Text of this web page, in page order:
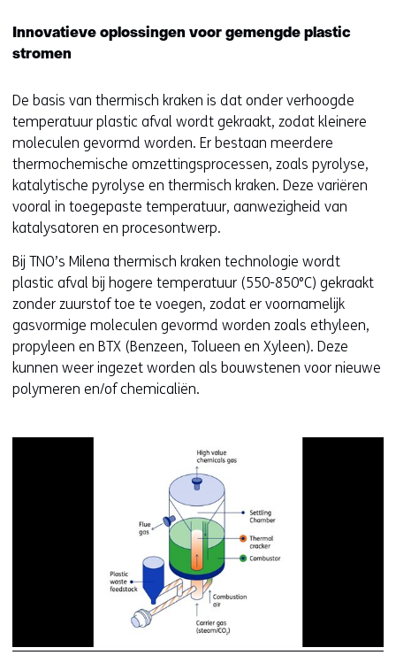
Innovatieve oplossingen voor gemengde plastic
stromen
De basis van thermisch kraken is dat onder verhoogde
temperatuur plastic afval wordt gekraakt, zodat kleinere
moleculen gevormd worden. Er bestaan meerdere
thermochemische omzettingsprocessen, zoals pyrolyse,
katalytische pyrolyse en thermisch kraken. Deze variëren
vooral in toegepaste temperatuur, aanwezigheid van
katalysatoren en procesontwerp.
Bij TNO’s Milena thermisch kraken technologie wordt
plastic afval bij hogere temperatuur (550-850°C) gekraakt
zonder zuurstof toe te voegen, zodat er voornamelijk
gasvormige moleculen gevormd worden zoals ethyleen,
propyleen en BTX (Benzeen, Tolueen en Xyleen). Deze
kunnen weer ingezet worden als bouwstenen voor nieuwe
polymeren en/of chemicaliën.